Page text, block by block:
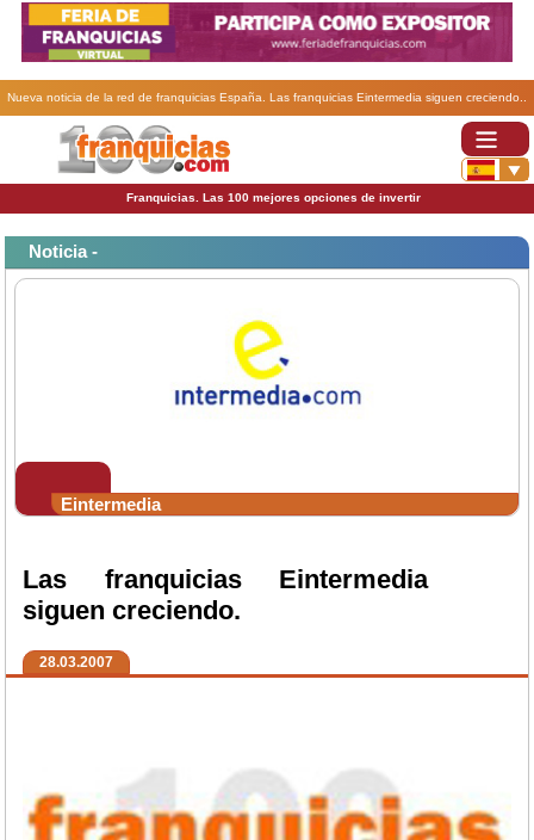
Nueva noticia de la red de franquicias España. Las franquicias Eintermedia siguen creciendo..
Franquicias. Las 100 mejores opciones de invertir
Noticia -
Eintermedia
Las franquicias Eintermedia
siguen creciendo.
28.03.2007